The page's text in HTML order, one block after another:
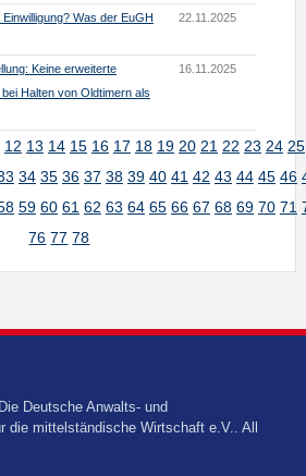
Was der EuGH
22.11.2025
Keine erweiterte
Halten von Oldtimern als
16.11.2025
12 13 14 15 16 17 18 19 20 21 22 23 24 25
34 35 36 37 38 39 40 41 42 43 44 45 46
59 60 61 62 63 64 65 66 67 68 69 70 71
76 77 78
Deutsche Anwalts- und
die mittelständische Wirtschaft e.V.. All